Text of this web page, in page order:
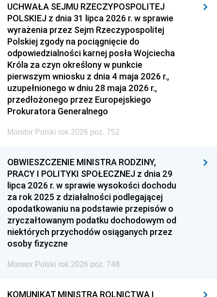
UCHWAŁA SEJMU RZECZYPOSPOLITEJ
POLSKIEJ z dnia 31 lipca 2026 r. w sprawie
wyrażenia przez Sejm Rzeczypospolitej
Polskiej zgody na pociągnięcie do
odpowiedzialności karnej posła Wojciecha
Króla za czyn określony w punkcie
pierwszym wniosku z dnia 4 maja 2026 r.,
uzupełnionego w dniu 28 maja 2026 r.,
przedłożonego przez Europejskiego
Prokuratora Generalnego
Monitor Polski rok 2026 poz. 752
OBWIESZCZENIE MINISTRA RODZINY,
PRACY I POLITYKI SPOŁECZNEJ z dnia 29
lipca 2026 r. w sprawie wysokości dochodu
za rok 2025 z działalności podlegającej
opodatkowaniu na podstawie przepisów o
zryczałtowanym podatku dochodowym od
niektórych przychodów osiąganych przez
osoby fizyczne
Monitor Polski rok 2026 poz. 748
KOMUNIKAT MINISTRA ROLNICTWA I